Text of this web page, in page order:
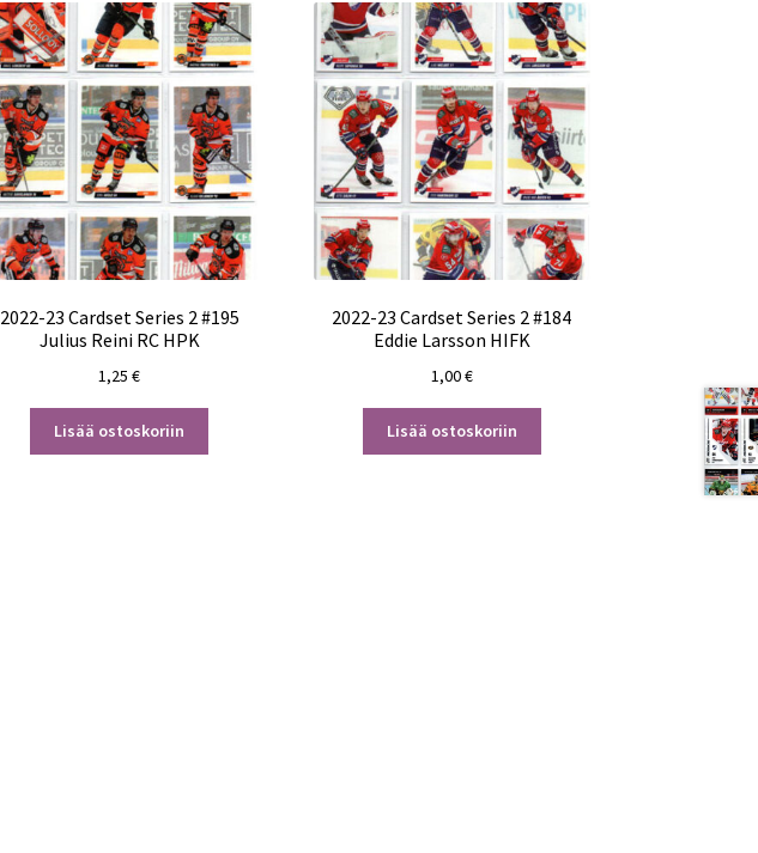
2022-23 Cardset Series 2 #195
Julius Reini RC HPK
1,25€
Lisää ostoskoriin
2022-23 Cardset Series 2 #184
Eddie Larsson HIFK
1,00€
Lisää ostoskoriin